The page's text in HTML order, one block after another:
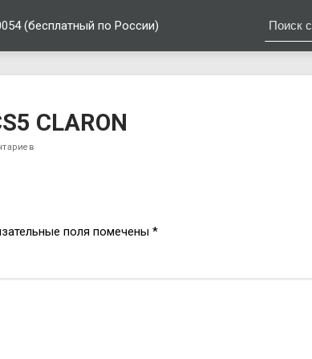
(бесплатный по России)
CLARON
поля помечены *